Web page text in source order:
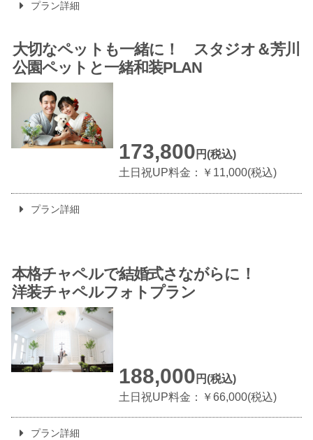
プラン詳細
大切なペットも一緒に！ スタジオ＆芳川
公園ペットと一緒和装PLAN
173,800 円(税込)
土日祝UP料金：￥11,000(税込)
プラン詳細
本格チャペルで結婚式さながらに！
洋装チャペルフォトプラン
188,000 円(税込)
土日祝UP料金：￥66,000(税込)
プラン詳細